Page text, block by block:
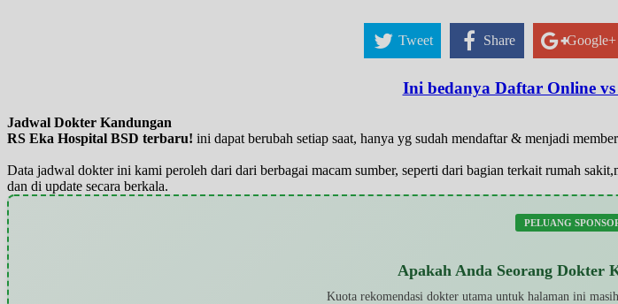
Tweet Share Google+
Ini bedanya Daftar Online
Jadwal Dokter Kandungan
RS Eka Hospital BSD terbaru! ini dapat berubah setiap saat, hanya yg sudah mendaftar & menjadi
Data jadwal dokter ini kami peroleh dari dari berbagai macam sumber, seperti dari bagian terkait rumah
dan di update secara berkala.
PELUANG
Apakah Anda Seorang Dokter
Kuota rekomendasi dokter utama untuk halaman ini